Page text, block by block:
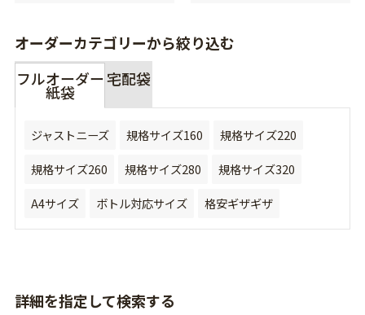
オーダーカテゴリーから絞り込む
フルオーダー
紙袋
宅配袋
ジャストニーズ 規格サイズ160
規格サイズ220
規格サイズ260
規格サイズ280
規格サイズ320
A4サイズ
ボトル対応サイズ 格安ギザギザ
詳細を指定して検索する